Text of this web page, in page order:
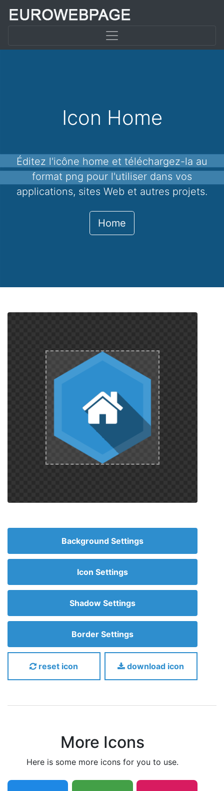
Icon Home
Éditez l'icône home et téléchargez-la au
format png pour l'utiliser dans vos
applications, sites Web et autres projets.
Home
Background Settings
Icon Settings
Shadow Settings
Border Settings
reset icon download icon
More Icons
here is some more icons for you to use.